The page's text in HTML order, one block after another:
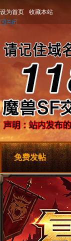
设为首页 收藏本站
免费发帖